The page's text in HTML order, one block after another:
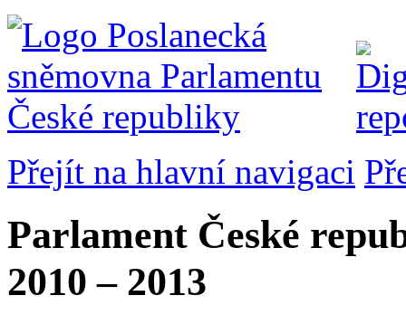
Přejít na hlavní navigaci
Parlament České
2010 – 2013